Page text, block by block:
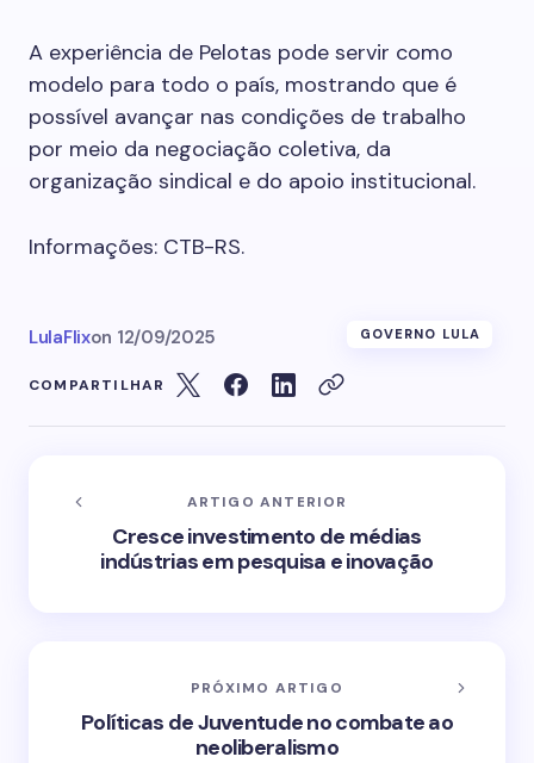
A experiência de Pelotas pode servir como
modelo para todo o país, mostrando que é
possível avançar nas condições de trabalho
por meio da negociação coletiva, da
organização sindical e do apoio institucional.
Informações: CTB-RS.
LulaFlixon 12/09/2025 GOVERNO LULA
COMPARTILHAR
ARTIGO ANTERIOR
Cresce investimento de médias
indústrias em pesquisa e inovação
PRÓXIMO ARTIGO
Políticas de Juventude no combate ao
neoliberalismo